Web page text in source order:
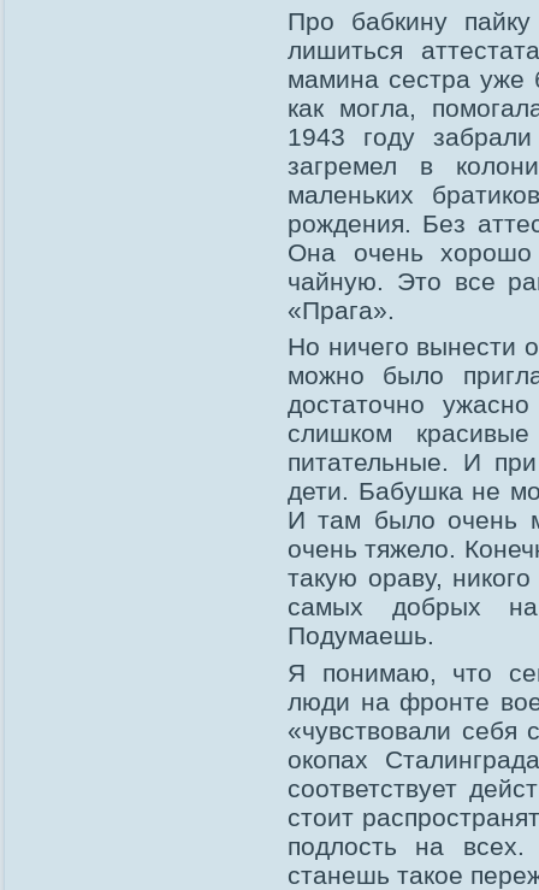
Про бабкину
лишиться
мамина сестра уже
как могла,
1943 году
загремел в
маленьких
рождения. Без
Она очень хорошо
чайную. Это все
«Прага».
Но ничего вынести
можно было
достаточно
слишком
питательные. И
дети. Бабушка не
И там было очень
очень тяжело.
такую ораву,
самых добрых
Подумаешь.
Я понимаю, что
люди на фронте
«чувствовали
окопах
соответствует
стоит
подлость на
станешь такое